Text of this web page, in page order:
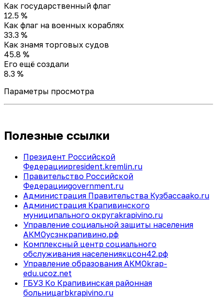
Как государственный флаг
12.5 %
Как флаг на военных кораблях
33.3 %
Как знамя торговых судов
45.8 %
Его ещё создали
8.3 %
Параметры просмотра
Полезные ссылки
Президент Российской
Федерацииpresident.kremlin.ru
Правительство Российской
Федерацииgovernment.ru
Администрация Правительства Кузбассаako.ru
Администрация Крапивинского
муниципального округаkrapivino.ru
Управление социальной защиты населения
АКМОусзнкрапивино.рф
Комплексный центр социального
обслуживания населениякцсон42.рф
Управление образования АКМОkrap-
edu.ucoz.net
ГБУЗ Ко Крапивинская районная
больницаrbkrapivino.ru